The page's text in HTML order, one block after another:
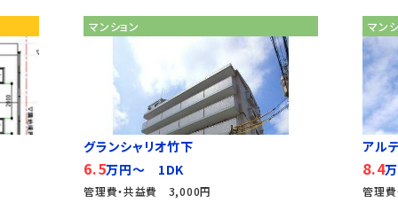
マンション
グランシャリオ竹下
6.5万円～ 1DK
管理費・共益費 3,000円
マン
アル
8.4
管理